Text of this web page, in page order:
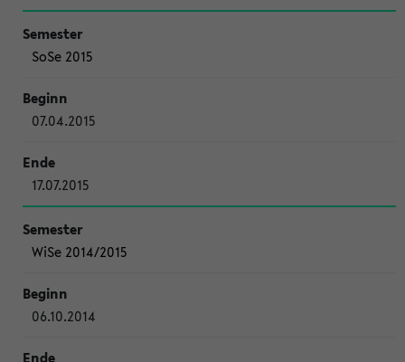
SoSe 2015
07.04.2015
17.07.2015
WiSe 2014/2015
06.10.2014